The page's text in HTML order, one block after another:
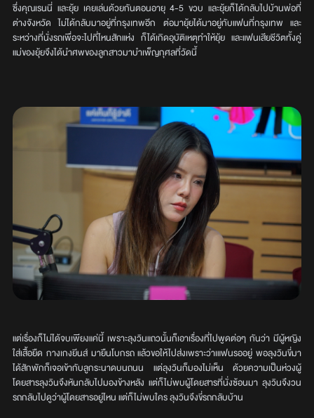
ซึ่งคุณเรนนี่ และยุ้ย เคยเล่นด้วยกันตอนอายุ 4-5 ขวบ และยุ้ยก็ได้กลับไปบ้านพ่อที่
ต่างจังหวัด ไม่ได้กลับมาอยู่ที่กรุงเทพอีก ต่อมายุ้ยได้มาอยู่กับแฟนที่กรุงเทพ และ
ระหว่างที่นั่งรถเพื่อจะไปที่ไหนสักแห่ง ก็ได้เกิดอุบัติเหตุทำให้ยุ้ย และแฟนเสียชีวิตทั้งคู่
แม่ของยุ้ยจึงได้นำศพของลูกสาวมาบำเพ็ญกุศลที่วัดนี้
แต่เรื่องก็ไม่ได้จบเพียงแค่นี้ เพราะลุงวินแถวนั้นก็เอาเรื่องที่ไปพูดต่อๆ กันว่า มีผู้หญิง
ใส่เสื้อยืด กางเกงยีนส์ มายืนโบกรถ แล้วขอให้ไปส่งเพราะว่าเแฟนรออยู่ พอลุงวินขี่มา
ได้สักพักก็เจอเข้ากับลูกระนาดบนถนน แต่ลุงวินก็มองไม่เห็น ด้วยความเป็นห่วงผู้
โดยสารลุงวินจึงหันกลับไปมองข้างหลัง แต่ก็ไม่พบผู้โดยสารที่นั่งซ้อนมา ลุงวินจึงวน
รถกลับไปดูว่าผู้โดยสารอยู่ไหน แต่ก็ไม่พบใคร ลุงวินจึงขี่รถกลับบ้าน